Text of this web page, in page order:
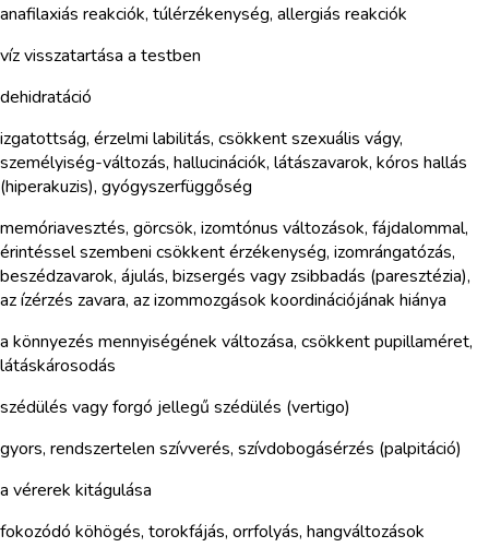
anafilaxiás reakciók, túlérzékenység, allergiás reakciók
víz visszatartása a testben
dehidratáció
izgatottság, érzelmi labilitás, csökkent szexuális vágy,
személyiség-változás, hallucinációk, látászavarok, kóros hallás
(hiperakuzis), gyógyszerfüggőség
memóriavesztés, görcsök, izomtónus változások, fájdalommal,
érintéssel szembeni csökkent érzékenység, izomrángatózás,
beszédzavarok, ájulás, bizsergés vagy zsibbadás (paresztézia),
az ízérzés zavara, az izommozgások koordinációjának hiánya
a könnyezés mennyiségének változása, csökkent pupillaméret,
látáskárosodás
szédülés vagy forgó jellegű szédülés (vertigo)
gyors, rendszertelen szívverés, szívdobogásérzés (palpitáció)
a vérerek kitágulása
fokozódó köhögés, torokfájás, orrfolyás, hangváltozások